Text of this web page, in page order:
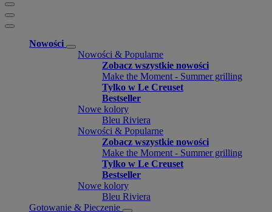
Nowości
Nowości & Popularne
Zobacz wszystkie nowości
Make the Moment - Summer grilling
Tylko w Le Creuset
Bestseller
Nowe kolory
Bleu Riviera
Nowości & Popularne
Zobacz wszystkie nowości
Make the Moment - Summer grilling
Tylko w Le Creuset
Bestseller
Nowe kolory
Bleu Riviera
Gotowanie & Pieczenie